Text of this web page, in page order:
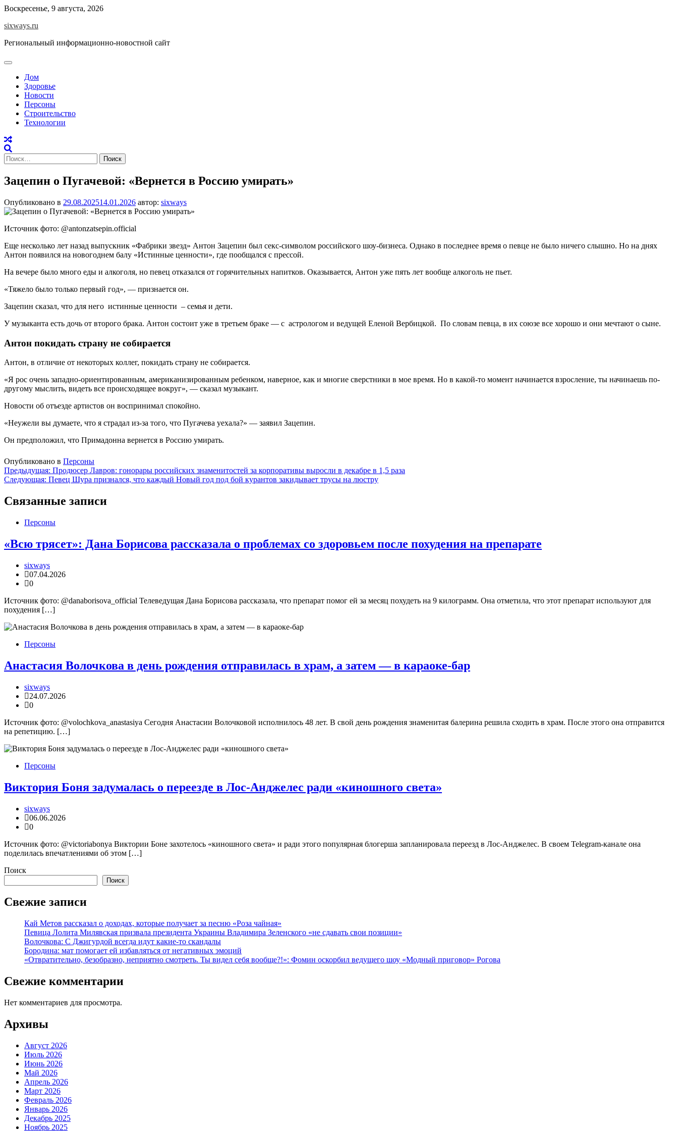
Перейти
содержимому
Воскресенье, 9 августа, 2026
sixways.ru
Региональный информационно-новостной сайт
Дом
Здоровье
Новости
Персоны
Строительство
Технологии
Найти:
Зацепин о Пугачевой: «Вернется в Россию умирать»
Опубликовано в 29.08.202514.01.2026 автор: sixways
Источник фото: @antonzatsepin.official
Еще несколько лет назад выпускник «Фабрики звезд» Антон Зацепин был секс-символом российского шоу-бизнеса. Однако в последнее время о певце не было ничего слышно. Но на днях
Антон появился на новогоднем балу «Истинные ценности», где пообщался с прессой.
На вечере было много еды и алкоголя, но певец отказался от горячительных напитков. Оказывается, Антон уже пять лет вообще алкоголь не пьет.
«Тяжело было только первый год», — признается он.
Зацепин сказал, что для него истинные ценности – семья и дети.
У музыканта есть дочь от второго брака. Антон состоит уже в третьем браке — с астрологом и ведущей Еленой Вербицкой. По словам певца, в их союзе все хорошо и они мечтают о сыне.
Антон покидать страну не собирается
Антон, в отличие от некоторых коллег, покидать страну не собирается.
«Я рос очень западно-ориентированным, американизированным ребенком, наверное, как и многие сверстники в мое время. Но в какой-то момент начинается взросление, ты начинаешь по-
другому мыслить, видеть все происходящее вокруг», — сказал музыкант.
Новости об отъезде артистов он воспринимал спокойно.
«Неужели вы думаете, что я страдал из-за того, что Пугачева уехала?» — заявил Зацепин.
Он предположил, что Примадонна вернется в Россию умирать.
Опубликовано в Персоны
Навигация
по
записям
Предыдущая: Продюсер Лавров: гонорары российских знаменитостей за корпоративы выросли в декабре в 1,5 раза
Следующая: Певец Шура признался, что каждый Новый год под бой курантов закидывает трусы на люстру
Связанные записи
Персоны
«Всю трясет»: Дана Борисова рассказала о проблемах со здоровьем после похудения на препарате
sixways
07.04.2026
0
Источник фото: @danaborisova_official Телеведущая Дана Борисова рассказала, что препарат помог ей за месяц похудеть на 9 килограмм. Она отметила, что этот препарат используют для
похудения […]
Персоны
Анастасия Волочкова в день рождения отправилась в храм, а затем — в караоке-бар
sixways
24.07.2026
0
Источник фото: @volochkova_anastasiya Сегодня Анастасии Волочковой исполнилось 48 лет. В свой день рождения знаменитая балерина решила сходить в храм. После этого она отправится
на репетицию. […]
Персоны
Виктория Боня задумалась о переезде в Лос-Анджелес ради «киношного света»
sixways
06.06.2026
0
Источник фото: @victoriabonya Виктории Боне захотелось «киношного света» и ради этого популярная блогерша запланировала переезд в Лос-Анджелес. В своем Telegram-канале она
поделилась впечатлениями об этом […]
Поиск
Поиск
Свежие записи
Кай Метов рассказал о доходах, которые получает за песню «Роза чайная»
Певица Лолита Милявская призвала президента Украины Владимира Зеленского «не сдавать свои позиции»
Волочкова: С Джигурдой всегда идут какие-то скандалы
Бородина: мат помогает ей избавляться от негативных эмоций
«Отвратительно, безобразно, неприятно смотреть. Ты видел себя вообще?!»: Фомин оскорбил ведущего шоу «Модный приговор» Рогова
Свежие комментарии
Нет комментариев для просмотра.
Архивы
Август 2026
Июль 2026
Июнь 2026
Май 2026
Апрель 2026
Март 2026
Февраль 2026
Январь 2026
Декабрь 2025
Ноябрь 2025